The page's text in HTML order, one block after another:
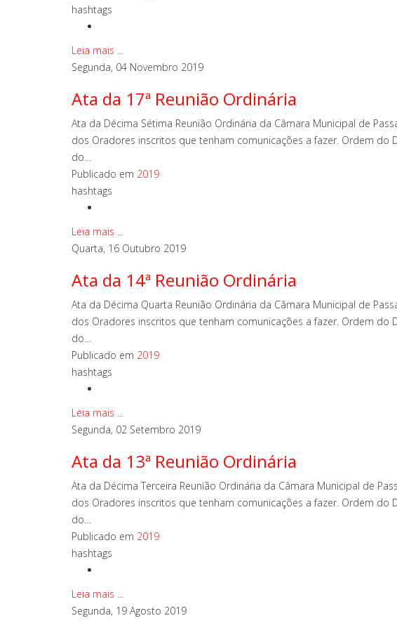
hashtags
Leia mais ...
Segunda, 04 Novembro 2019
Ata da 17ª Reunião Ordinária
Ata da Décima Sétima Reunião Ordinária da Câmara Municipal de
dos Oradores inscritos que tenham comunicações a fazer. Ordem do
do…
Publicado em 2019
hashtags
Leia mais ...
Quarta, 16 Outubro 2019
Ata da 14ª Reunião Ordinária
Ata da Décima Quarta Reunião Ordinária da Câmara Municipal de
dos Oradores inscritos que tenham comunicações a fazer. Ordem do
do…
Publicado em 2019
hashtags
Leia mais ...
Segunda, 02 Setembro 2019
Ata da 13ª Reunião Ordinária
Ata da Décima Terceira Reunião Ordinária da Câmara Municipal de
dos Oradores inscritos que tenham comunicações a fazer. Ordem do
do…
Publicado em 2019
hashtags
Leia mais ...
Segunda, 19 Agosto 2019